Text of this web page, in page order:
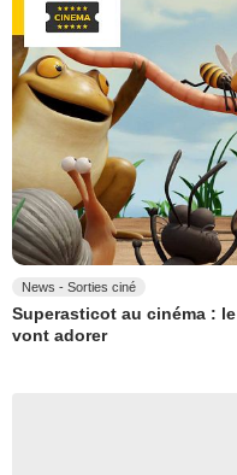
News - Sorties ciné
Superasticot au cinéma :
vont adorer